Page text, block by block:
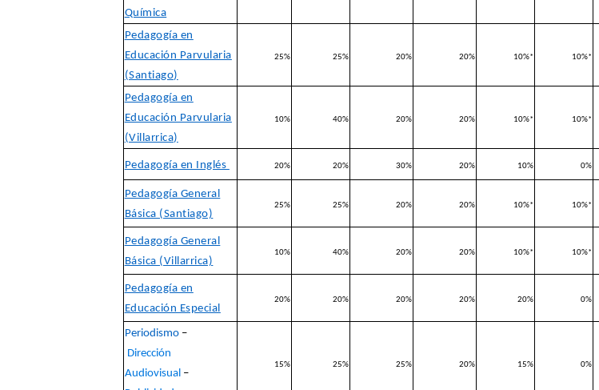
Química
Pedagogía en
Educación Parvularia
(Santiago)
25% 25% 20% 20% 10%* 10%*
Pedagogía en
Educación Parvularia
(Villarrica)
10% 40% 20% 20% 10%* 10%*
Pedagogía en Inglés 20% 20% 30% 20% 10% 0%
Pedagogía General
Básica (Santiago)
25% 25% 20% 20% 10%* 10%*
Pedagogía General
Básica (Villarrica)
10% 40% 20% 20% 10%* 10%*
Pedagogía en
Educación Especial
20% 20% 20% 20% 20% 0%
Periodismo–
Dirección
Audiovisual–
15% 25% 25% 20% 15% 0%